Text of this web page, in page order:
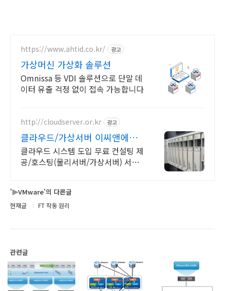
https://www.ahtid.co.kr/ 광고
가상머신 가상화 솔루션
Omnissa 등 VDI 솔루션으로 단말 데
이터 유출 걱정 없이 접속 가능합니다
http://cloudserver.or.kr 광고
클라우드/가상서버 이씨앤에스
무료 컨설팅 제공
클라우드 시스템 도입 무료 컨설팅 제
공/호스팅(물리서버/가상서버) 서비
'⫸VMware'의 다른글
현재글 FT 작동 원리
관련글